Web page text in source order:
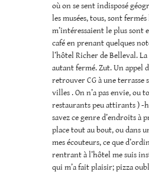
où on se sent indisposé
les musées, tous, sont
m’intéressaient le plus sont
café en prenant quelques
l’hôtel Richer de Belleval.
autant fermé. Zut. Un appel
retrouver CG à une terrasse
villes . On n’a pas envie, ou
restaurants peu attirants ) -
savez ce genre d’endroits à
place tout au bout, ou dans
mes écouteurs, ce que
rentrant à l’hôtel me suis
qui m’a fait plaisir; pizza